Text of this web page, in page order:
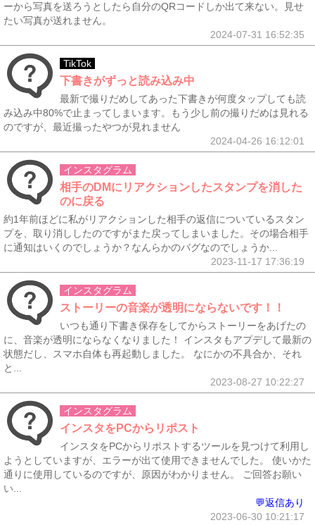
ーから写真を送ろうとしたら自分のQRコードしか出て来ない。見せ
たい写真が送れません。
2024-07-31 16:52:35
TikTok
下書きがずっと読み込み中
最新で撮りだめしてあった下書きが何度タップしても読
み込み中80%で止まってしまいます。もう少し前の撮りだめは見れる
のですが、最近撮ったやつが見れません
2024-04-26 16:12:01
インスタグラム
相手のDMにリアクションしたスタンプを消した
のに戻る
約1年前ほどに私がリアクションした相手の返信についているスタン
プを、取り消ししたのですがまた戻ってしまいました。その場合相手
に通知はいくのでしょうか？なんらかのバグなのでしょうか...
2023-11-17 17:36:19
インスタグラム
ストーリーの音楽が透明にならないです！！
いつも通り下書き保存をしてからストーリーをあげたの
に、音楽が透明にならなくなりました！ インスタもアプデして最新の
状態だし、スマホ自体も再起動しました。 なにかの不具合か、それ
と...
2023-08-27 10:22:27
インスタグラム
インスタをPCからリポスト
インスタをPCからリポストするツールを見つけて利用し
ようとしていますが、エラーが出て使用できませんでした。 使いかた
通りに使用しているのですが、原因がわかりません。 ご回答お願い
い...
💬返信あり
2023-06-30 10:21:17